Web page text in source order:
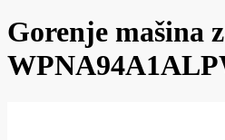
Gorenje mašina